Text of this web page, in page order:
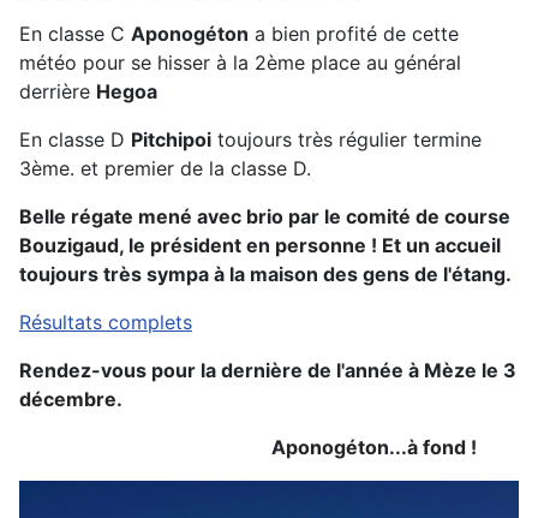
En classe C Aponogéton a bien profité de cette
météo pour se hisser à la 2ème place au général
derrière Hegoa
En classe D Pitchipoi toujours très régulier termine
3ème. et premier de la classe D.
Belle régate mené avec brio par le comité de course
Bouzigaud, le président en personne ! Et un accueil
toujours très sympa à la maison des gens de l'étang.
Résultats complets
Rendez-vous pour la dernière de l'année à Mèze le 3
décembre.
Aponogéton...à fond !